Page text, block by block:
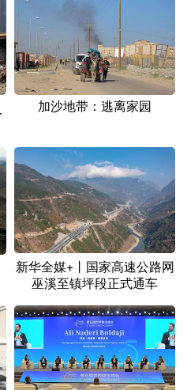
加沙地带：逃离家园
新华全媒+丨国家高速公路网
巫溪至镇坪段正式通车